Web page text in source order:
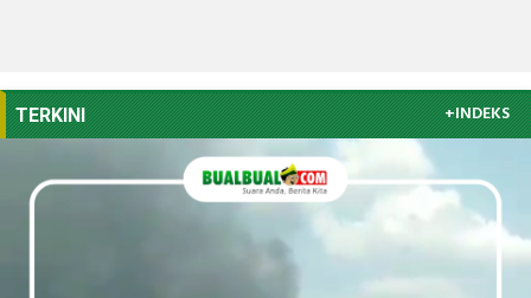
TERKINI +INDEKS